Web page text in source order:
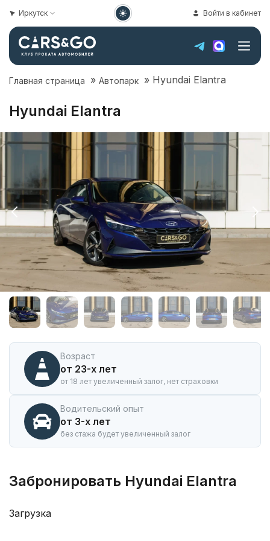
Иркутск Войти в кабинет
Главная страница » Автопарк » Hyundai Elantra
Hyundai Elantra
Аренда
автомобиля
Hyundai
Elantra
Иркутске
Возраст
от 23-х лет
от 18 лет увеличенный залог, нет страховки
Водительский опыт
от 3-х лет
без стажа будет увеличенный залог
Забронировать Hyundai Elantra
Загрузка